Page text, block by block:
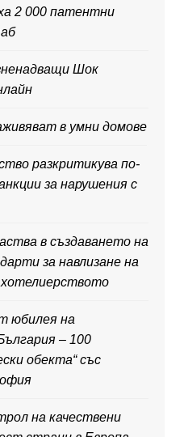
2 000 патентни
Шок
в умни домове
разкритикува по-
за нарушения с
в създаването на
за навлизане на
юбилея на
– 100
обекта“ със
на качествени